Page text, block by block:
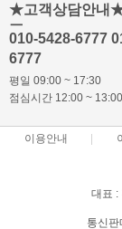
★고객상담안내
ㅡ
010-5428-6777
6777
평일 09:00 ~ 17:30
점심시간 12:00 ~ 13:00
이용안내
대표 :
통신